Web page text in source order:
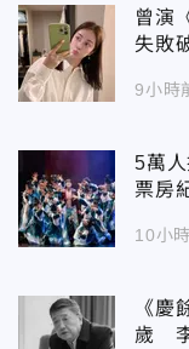
曾演
失敗
9小時
5萬
票房
10小
《
歲 李